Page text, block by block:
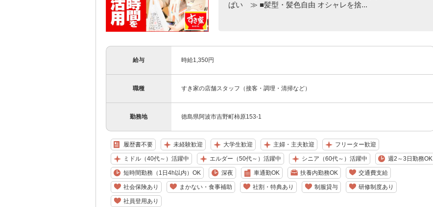
ぱい ≫ ■髪型・髪色自由 オシャレを捨...
給与 時給1,350円
職種 すき家の店舗スタッフ（接客・調理・清掃など）
勤務地 徳島県阿波市吉野町柿原153-1
履歴書不要 未経験歓迎 大学生歓迎 主婦・主夫歓迎 フリーター歓迎
ミドル（40代～）活躍中 エルダー（50代～）活躍中 シニア（60代～）活躍中 週2～3日勤務OK
短時間勤務（1日4h以内）OK 深夜 車通勤OK 扶養内勤務OK 交通費支給
社会保険あり まかない・食事補助 社割・特典あり 制服貸与 研修制度あり
社員登用あり